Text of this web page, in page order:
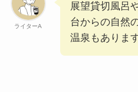
ライターA
展望貸切風呂
台からの自然
温泉もありま